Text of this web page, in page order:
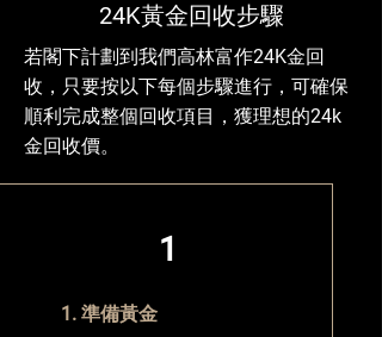
24K黃金回收步驟
若閣下計劃到我們高林富作24K金回
收，只要按以下每個步驟進行，可確保
順利完成整個回收項目，獲理想的24k
金回收價。
1
1. 準備黃金